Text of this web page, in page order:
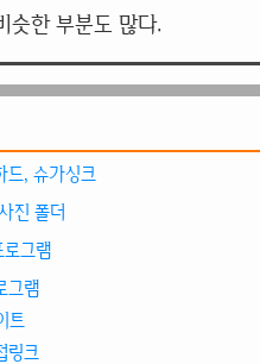
슷한 부분도 많다.
드, 슈가싱크
진 폴더
그램
그램
트
링크